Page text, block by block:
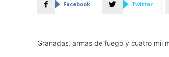
Facebook Twitter
Granadas, armas de fuego y cuatro mil